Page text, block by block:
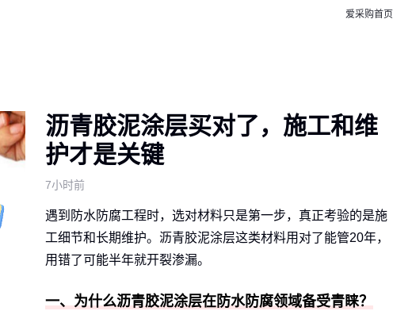
爱采购首页
沥青胶泥涂层买对了，施工和维
护才是关键
7小时前
遇到防水防腐工程时，选对材料只是第一步，真正考验的是施
工细节和长期维护。沥青胶泥涂层这类材料用对了能管20年，
用错了可能半年就开裂渗漏。
一、为什么沥青胶泥涂层在防水防腐领域备受青睐？